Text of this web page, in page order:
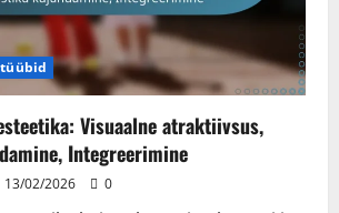
Visuaalne atraktiivsus,
Integreerimine
13/02/2026 0